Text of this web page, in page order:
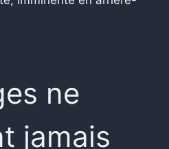
ne
jamais